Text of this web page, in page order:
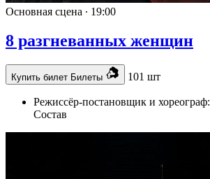
Основная сцена ∙ 19:00
8 разгневанных женщин
Купить билет Билеты 101 шт
Режиссёр-постановщик и хореограф:
Состав